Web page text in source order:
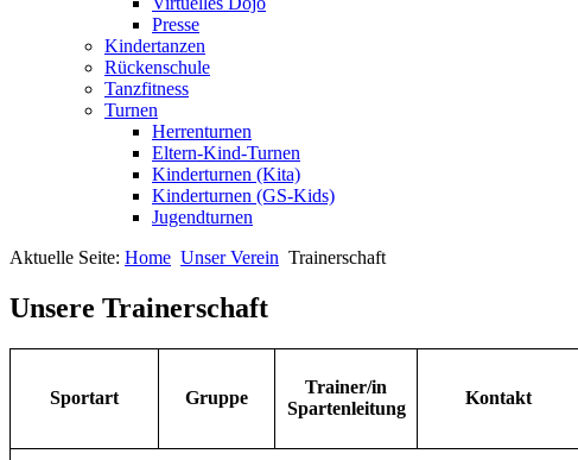
Presse
Kindertanzen
Rückenschule
Tanzfitness
Turnen
Herrenturnen
Eltern-Kind-Turnen
Kinderturnen (Kita)
Kinderturnen (GS-Kids)
Jugendturnen
Aktuelle Seite: Home Unser Verein Trainerschaft
Unsere Trainerschaft
Sportart Gruppe
Trainer/in
Spartenleitung
Kontakt